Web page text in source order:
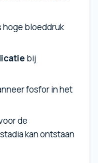
hoge bloeddruk
bij
fosfor in het
de
kan ontstaan